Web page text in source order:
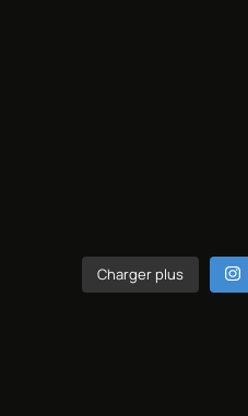
Charger plus